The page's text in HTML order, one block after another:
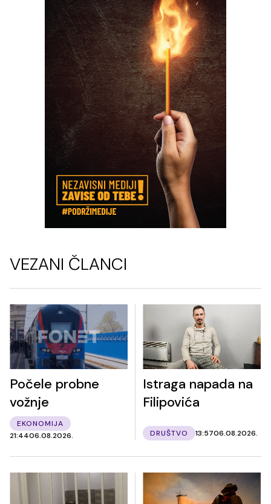
VEZANI ČLANCI
Počele probne
vožnje
EKONOMIJA
21:4406.08.2026.
Istraga napada na
Filipovića
DRUŠTVO 13:5706.08.2026.